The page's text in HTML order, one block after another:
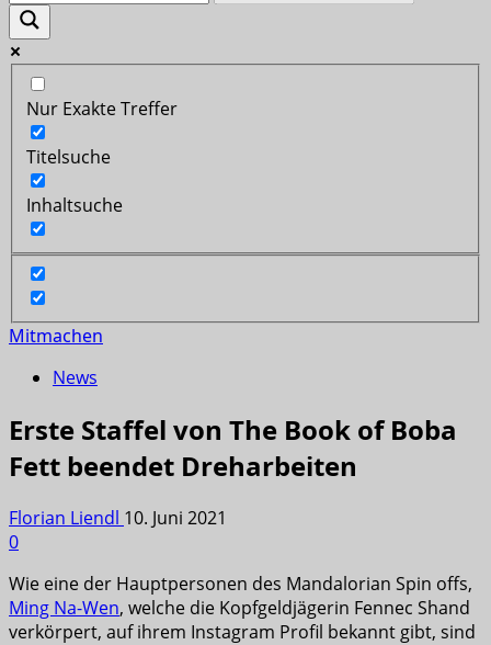
Nur Exakte Treffer
Titelsuche
Inhaltsuche
Mitmachen
News
Erste Staffel von The Book of Boba
Fett beendet Dreharbeiten
Florian Liendl 10. Juni 2021
0
Wie eine der Hauptpersonen des Mandalorian Spin offs,
Ming Na-Wen, welche die Kopfgeldjägerin Fennec Shand
verkörpert, auf ihrem Instagram Profil bekannt gibt, sind